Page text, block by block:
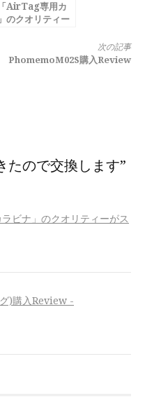
AirTag専用カ
のクオリティー
次の記事
PhomemoM02S購入Review
たので交換します”
ビナ」のクオリティーがス
)購入Review -